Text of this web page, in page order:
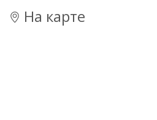
На карте